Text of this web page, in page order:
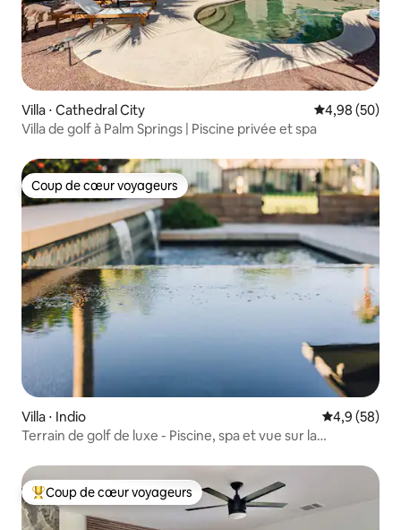
Villa ⋅ Cathedral City Évaluation
4,98 (50)
Villa de golf à Palm Springs | Piscine privée et spa
Coup de cœur voyageurs
Coup de cœur voyageurs
Villa ⋅ Indio Évaluation
4,9 (58)
Terrain de golf de luxe - Piscine, spa et vue sur la
Coups de cœur voyageurs les plus appréciés
Coup de cœur voyageurs